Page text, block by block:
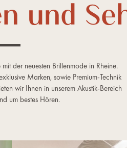
und
der neuesten Brillenmode in Rheine.
Marken, sowie Premium-Technik
wir Ihnen in unserem Akustik-Bereich
um bestes Hören.